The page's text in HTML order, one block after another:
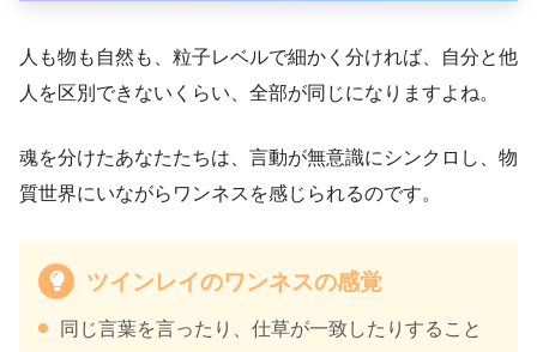
人も物も自然も、粒子レベルで細かく分ければ、自分と他
人を区別できないくらい、全部が同じになりますよね。
魂を分けたあなたたちは、言動が無意識にシンクロし、物
質世界にいながらワンネスを感じられるのです。
ツインレイのワンネスの感覚
同じ言葉を言ったり、仕草が一致したりすること